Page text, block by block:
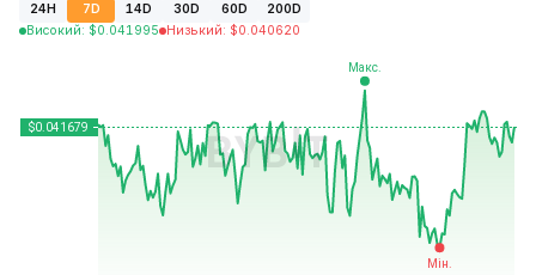
24H 7D 14D 30D 60D
200D
Високий: $0.041995 Низький: $0.040620